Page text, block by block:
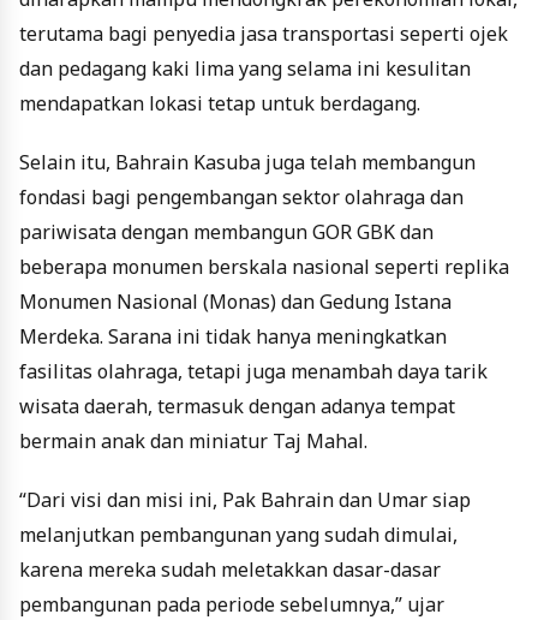
terutama bagi penyedia jasa transportasi seperti ojek
dan pedagang kaki lima yang selama ini kesulitan
mendapatkan lokasi tetap untuk berdagang.
Selain itu, Bahrain Kasuba juga telah membangun
fondasi bagi pengembangan sektor olahraga dan
pariwisata dengan membangun GOR GBK dan
beberapa monumen berskala nasional seperti replika
Monumen Nasional (Monas) dan Gedung Istana
Merdeka. Sarana ini tidak hanya meningkatkan
fasilitas olahraga, tetapi juga menambah daya tarik
wisata daerah, termasuk dengan adanya tempat
bermain anak dan miniatur Taj Mahal.
“Dari visi dan misi ini, Pak Bahrain dan Umar siap
melanjutkan pembangunan yang sudah dimulai,
karena mereka sudah meletakkan dasar-dasar
pembangunan pada periode sebelumnya,” ujar